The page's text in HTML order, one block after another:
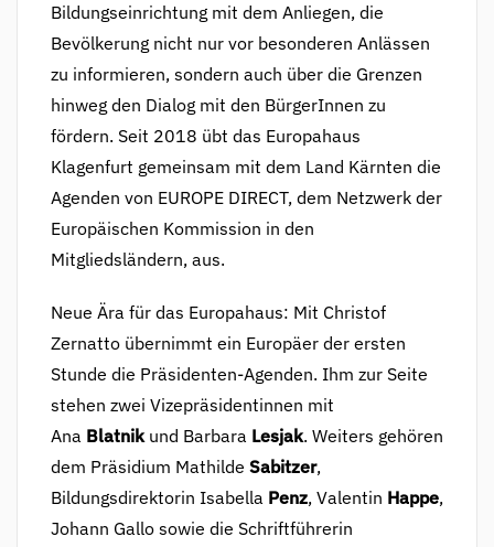
Bildungseinrichtung mit dem Anliegen, die
Bevölkerung nicht nur vor besonderen Anlässen
zu informieren, sondern auch über die Grenzen
hinweg den Dialog mit den BürgerInnen zu
fördern. Seit 2018 übt das Europahaus
Klagenfurt gemeinsam mit dem Land Kärnten die
Agenden von EUROPE DIRECT, dem Netzwerk der
Europäischen Kommission in den
Mitgliedsländern, aus.
Neue Ära für das Europahaus: Mit Christof
Zernatto übernimmt ein Europäer der ersten
Stunde die Präsidenten-Agenden. Ihm zur Seite
stehen zwei Vizepräsidentinnen mit
Ana Blatnikund Barbara Lesjak. Weiters gehören
dem Präsidium Mathilde Sabitzer,
Bildungsdirektorin Isabella Penz, Valentin Happe,
Johann Gallo sowie die Schriftführerin